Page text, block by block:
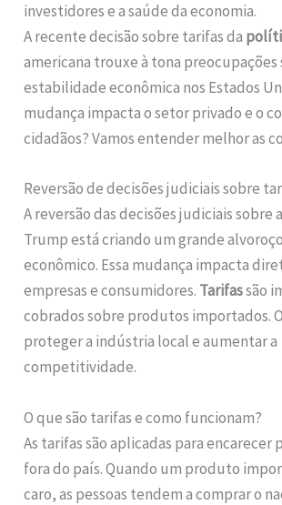
investidores e a saúde da economia.
A recente decisão sobre tarifas da
americana trouxe à tona preocupações
estabilidade econômica nos Estados
mudança impacta o setor privado e o
cidadãos? Vamos entender melhor as
Reversão de decisões judiciais sobre
A reversão das decisões judiciais sobre
Trump está criando um grande
econômico. Essa mudança impacta
empresas e consumidores. Tarifassão
cobrados sobre produtos importados.
proteger a indústria local e aumentar a
competitividade.
O que são tarifas e como funcionam?
As tarifas são aplicadas para encarecer
fora do país. Quando um produto
caro, as pessoas tendem a comprar o